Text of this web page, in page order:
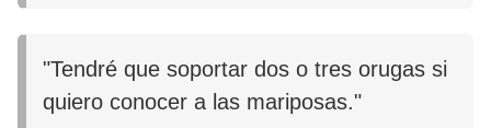
"Tendré que soportar dos o tres orugas si
quiero conocer a las mariposas."